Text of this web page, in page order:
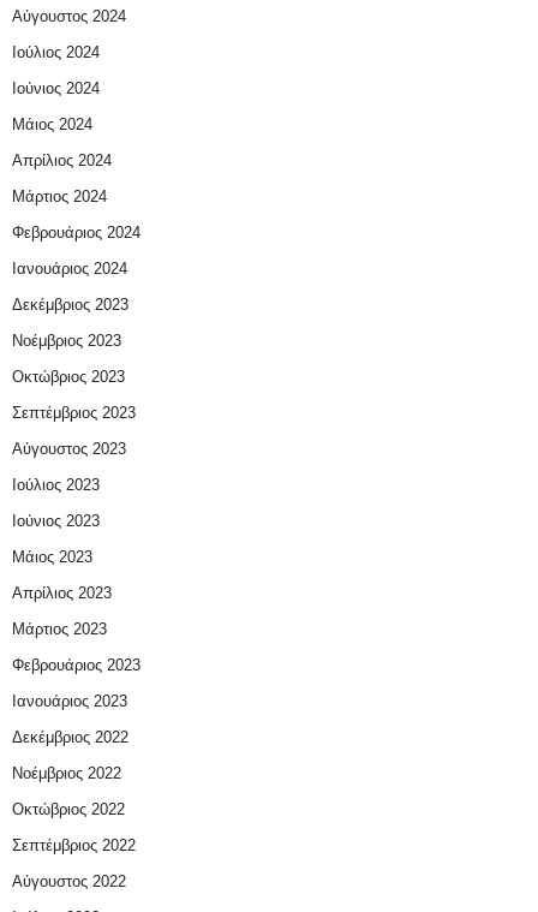
Αύγουστος 2024
Ιούλιος 2024
Ιούνιος 2024
Μάιος 2024
Απρίλιος 2024
Μάρτιος 2024
Φεβρουάριος 2024
Ιανουάριος 2024
Δεκέμβριος 2023
Νοέμβριος 2023
Οκτώβριος 2023
Σεπτέμβριος 2023
Αύγουστος 2023
Ιούλιος 2023
Ιούνιος 2023
Μάιος 2023
Απρίλιος 2023
Μάρτιος 2023
Φεβρουάριος 2023
Ιανουάριος 2023
Δεκέμβριος 2022
Νοέμβριος 2022
Οκτώβριος 2022
Σεπτέμβριος 2022
Αύγουστος 2022